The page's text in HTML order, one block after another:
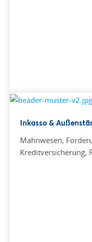
Inkasso &
Mahnwesen,
Kreditversicherung,